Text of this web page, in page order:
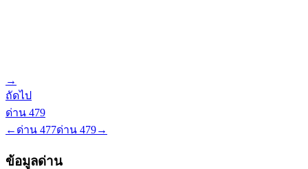
→
ถัดไป
ด่าน 479
← ด่าน 477ด่าน 479→
ข้อมูลด่าน